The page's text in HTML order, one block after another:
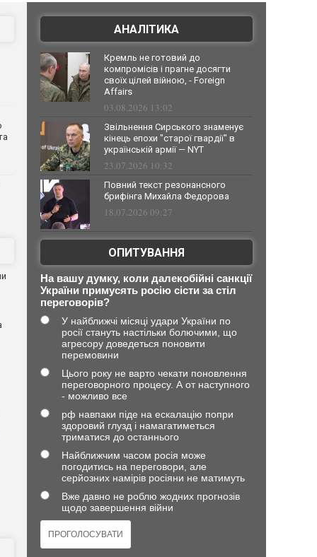
АНАЛІТИКА
Кремль не готовий до
компромісів і прагне досягти
своїх цілей війною, - Foreign
Affairs
03.08.2026 13:02
Звільнення Сирського знаменує
кінець епохи "старої гвардії" в
українській армії — NYT
23.07.2026 10:32
Повний текст резонансного
брифінга Михайла Федорова
18.07.2026 09:27
ОПИТУВАННЯ
На вашу думку, коли далекобійні санкції
України примусять росію сісти за стіл
переговорів?
У найближчі місяці удари України по
росії стануть настільки болючими, що
агресору доведеться поновити
перемовини
Цього року не варто чекати поновлення
переговорного процесу. А от наступного
- можливо все
рф навпаки піде на ескалацію попри
здоровий глузд і намагатиметься
триматися до останнього
Найближчим часом росія може
погодитись на переговори, але
серйозних намірів росіяни не матимуть
Вже давно не роблю жодних прогнозів
щодо завершення війни